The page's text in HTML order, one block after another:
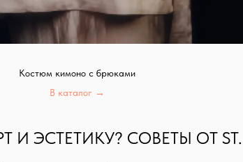
Костюм кимоно с брюками
В каталог →
ЭСТЕТИКУ? СОВЕТЫ ОТ ST.